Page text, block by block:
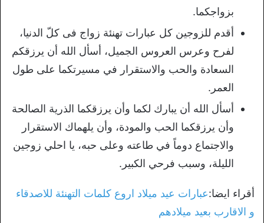
بزواجكما.
أقدم للزوجين كل عبارات تهنئة زواج فى كلّ الدنيا،
لفرح وعرس العروس الجميل، أسأل الله أن يرزقكم
السعادة والحب والاستقرار في مسيرتكما على طول
العمر.
أسأل الله أن يبارك لكما وأن يرزقكما الذرية الصالحة
وأن يرزقكما الحب والمودة، وأن يلهماك الاستقرار
والاجتماع دوماً في طاعته وعلى حبه، يا احلي زوجين
الليلة، وسبب فرحي الكبير.
أقراء ايضا:عبارات عيد ميلاد اروع كلمات التهنئة للاصدقاء
و الاقارب بعيد ميلادهم